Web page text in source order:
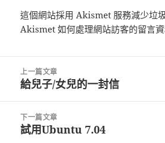
這個網站採用 Akismet 服務減少垃
Akismet 如何處理網站訪客的留言
上一篇文章
上
篇
文
給兒子/女兒的一封信
下一篇文章
下
試用Ubuntu 7.04